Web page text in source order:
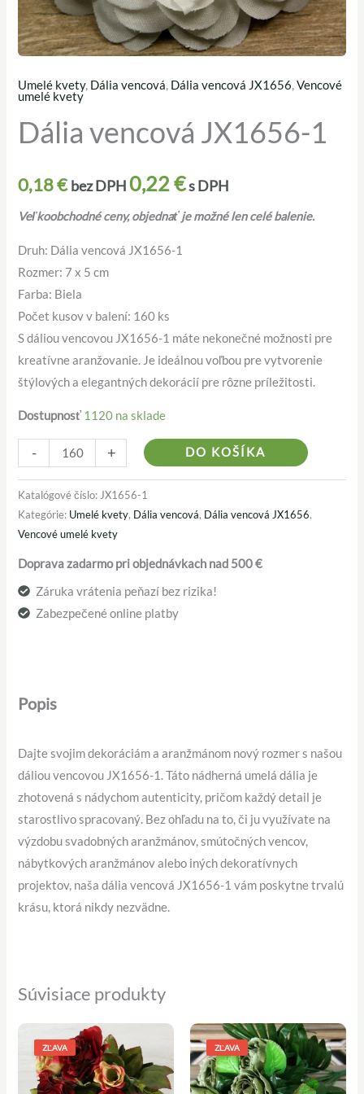
Umelé kvety, Dália vencová, Dália vencová JX1656,Vencové
umelé kvety
Dália vencová JX1656-1
0,18€ bez DPH0,22€s DPH
Veľkoobchodné ceny, objednať je možné len celé balenie.
Druh: Dália vencová JX1656-1
Rozmer: 7 x 5 cm
Farba: Biela
Počet kusov v balení: 160 ks
S dáliou vencovou JX1656-1 máte nekonečné možnosti pre
kreatívne aranžovanie. Je ideálnou voľbou pre vytvorenie
štýlových a elegantných dekorácií pre rôzne príležitosti.
Dostupnosť 1120 na sklade
-
množstvo
vencová
1
+ DO KOŠÍKA
Katalógové číslo: JX1656-1
Kategórie: Umelé kvety, Dália vencová, Dália vencová JX1656,
Vencové umelé kvety
Doprava zadarmo pri objednávkach nad 500 €
Záruka vrátenia peňazí bez rizika!
Zabezpečené online platby
Popis
Dajte svojim dekoráciám a aranžmánom nový rozmer s našou
dáliou vencovou JX1656-1. Táto nádherná umelá dália je
zhotovená s nádychom autenticity, pričom každý detail je
starostlivo spracovaný. Bez ohľadu na to, či ju využívate na
výzdobu svadobných aranžmánov, smútočných vencov,
nábytkových aranžmánov alebo iných dekoratívnych
projektov, naša dália vencová JX1656-1 vám poskytne trvalú
krásu, ktorá nikdy nezvädne.
Súvisiace produkty
ZĽAVA
Pôvodná
cena
bola:
5,20 €.
Aktuálna
cena
je:
4,50 €.
ZĽAVA
Pôvodná
cena
bola:
4,60 €.
Aktuálna
cena
je:
3,90 €.